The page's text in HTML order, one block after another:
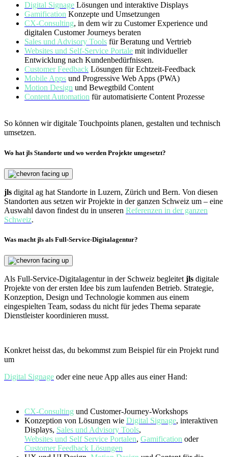
Digital Signage Lösungen und interaktive Displays
Gamification Konzepte und Umsetzungen
CX-Consulting, in dem wir zu Customer Experience und
digitalen Customer Journeys beraten
Sales und Advisory Tools für Beratung und Vertrieb
Websites und Self-Service Portale mit individueller
Entwicklung nach Kundenbedürfnissen.
Customer Feedback Lösungen für Echtzeit-Feedback
Mobile Apps und Progressive Web Apps (PWA)
Motion Design und Bewegtbild Content
Content Automation für automatisierte Content Prozesse
So können wir digitale Touchpoints planen, gestalten und technisch
umsetzen.
Wo hat jls Standorte und wo werden Projekte umgesetzt?
jls digital ag hat Standorte in Luzern, Zürich und Bern. Von diesen
Standorten aus setzen wir Projekte in der ganzen Schweiz um – eine
Auswahl davon findest du in unseren Referenzen in der ganzen
Schweiz.
Was macht jls als Full-Service-Digitalagentur?
Als Full-Service-Digitalagentur in der Schweiz begleitet jls digitale
Projekte von der ersten Idee bis zum laufenden Betrieb. Strategie,
Konzeption, Design und Technologie kommen aus einem
eingespielten Team, sodass du nicht für jedes Thema separate
Dienstleister koordinieren musst.
Konkret heisst das, du bekommst zum Beispiel für ein Projekt rund
um
Digital Signage oder eine neue App alles aus einer Hand:
CX-Consulting und Customer-Journey-Workshops
Konzeption von Lösungen wie Digital Signage, interaktiven
Displays, Sales und Advisory Tools,
Websites und Self Service Portalen, Gamification oder
Customer Feedback Lösungen